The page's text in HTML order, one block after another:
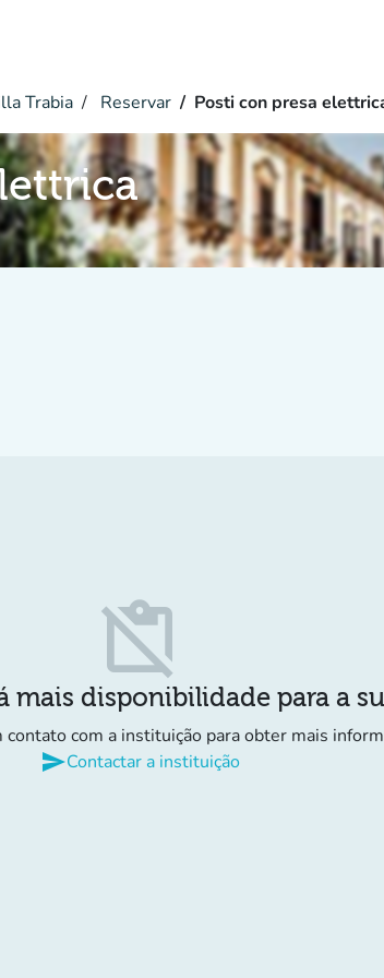
Trabia Reservar Posti con presa
content_paste_off
mais disponibilidade para a
contato com a instituição para obter mais
sendContactar a instituição